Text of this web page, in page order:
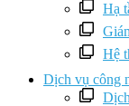
Hạ
Hệ
Dịch vụ công